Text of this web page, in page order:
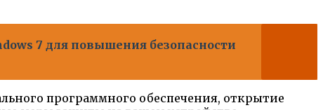
7 для повышения безопасности
программного обеспечения, открытие